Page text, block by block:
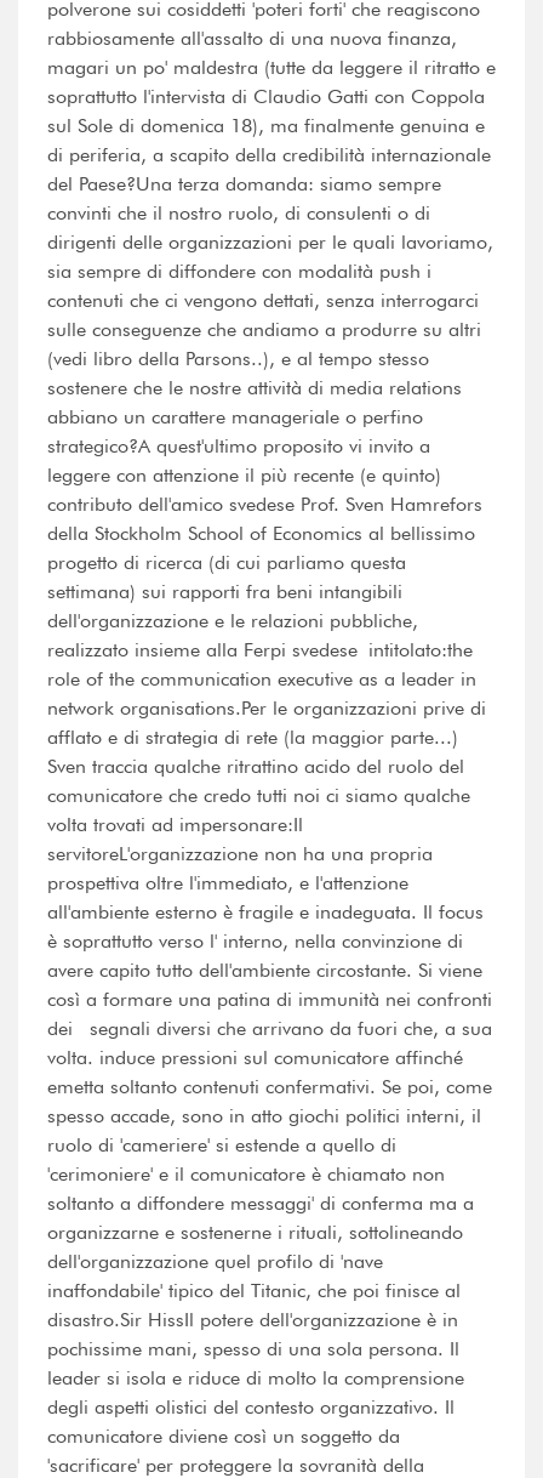
polverone sui cosiddetti 'poteri forti' che reagiscono
rabbiosamente all'assalto di una nuova finanza,
magari un po' maldestra (tutte da leggere il ritratto e
soprattutto l'intervista di Claudio Gatti con Coppola
sul Sole di domenica 18), ma finalmente genuina e
di periferia, a scapito della credibilità internazionale
del Paese?Una terza domanda: siamo sempre
convinti che il nostro ruolo, di consulenti o di
dirigenti delle organizzazioni per le quali lavoriamo,
sia sempre di diffondere con modalità push i
contenuti che ci vengono dettati, senza interrogarci
sulle conseguenze che andiamo a produrre su altri
(vedi libro della Parsons..), e al tempo stesso
sostenere che le nostre attività di media relations
abbiano un carattere manageriale o perfino
strategico?A quest'ultimo proposito vi invito a
leggere con attenzione il più recente (e quinto)
contributo dell'amico svedese Prof. Sven Hamrefors
della Stockholm School of Economics al bellissimo
progetto di ricerca (di cui parliamo questa
settimana) sui rapporti fra beni intangibili
dell'organizzazione e le relazioni pubbliche,
realizzato insieme alla Ferpi svedese intitolato:the
role of the communication executive as a leader in
network organisations.Per le organizzazioni prive di
afflato e di strategia di rete (la maggior parte...)
Sven traccia qualche ritrattino acido del ruolo del
comunicatore che credo tutti noi ci siamo qualche
volta trovati ad impersonare:Il
servitoreL'organizzazione non ha una propria
prospettiva oltre l'immediato, e l'attenzione
all'ambiente esterno è fragile e inadeguata. Il focus
è soprattutto verso l' interno, nella convinzione di
avere capito tutto dell'ambiente circostante. Si viene
così a formare una patina di immunità nei confronti
dei segnali diversi che arrivano da fuori che, a sua
volta. induce pressioni sul comunicatore affinché
emetta soltanto contenuti confermativi. Se poi, come
spesso accade, sono in atto giochi politici interni, il
ruolo di 'cameriere' si estende a quello di
'cerimoniere' e il comunicatore è chiamato non
soltanto a diffondere messaggi' di conferma ma a
organizzarne e sostenerne i rituali, sottolineando
dell'organizzazione quel profilo di 'nave
inaffondabile' tipico del Titanic, che poi finisce al
disastro.Sir HissIl potere dell'organizzazione è in
pochissime mani, spesso di una sola persona. Il
leader si isola e riduce di molto la comprensione
degli aspetti olistici del contesto organizzativo. Il
comunicatore diviene così un soggetto da
'sacrificare' per proteggere la sovranità della